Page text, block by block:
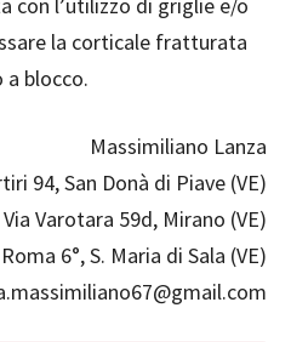
la corticale fratturata
a blocco.
Massimiliano Lanza
94, San Donà di Piave (VE)
Via Varotara 59d, Mirano (VE)
6°, S. Maria di Sala (VE)